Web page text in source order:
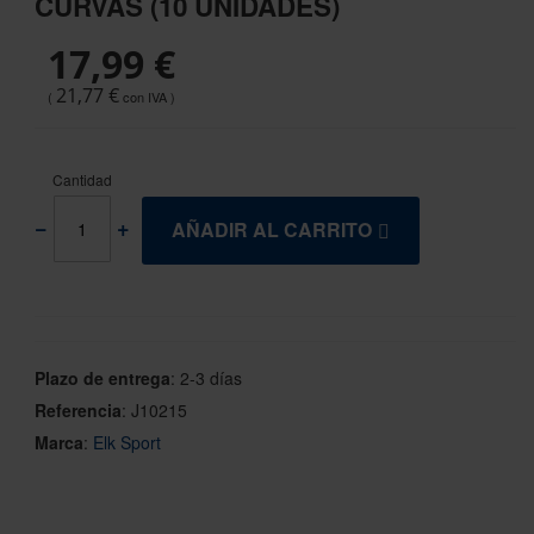
the
images
17,99 €
21,77 €
Cantidad
AÑADIR AL CARRITO
Plazo de entrega: 2-3 días
Referencia: J10215
Marca: Elk Sport